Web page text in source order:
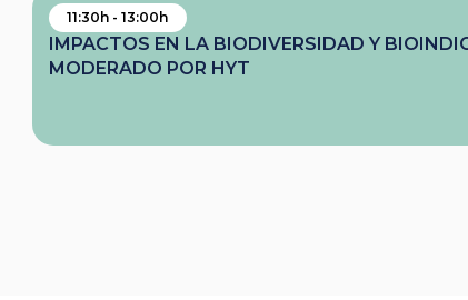
11:30h - 13:00h
IMPACTOS EN LA BIODIVERSIDAD Y
MODERADO POR HYT